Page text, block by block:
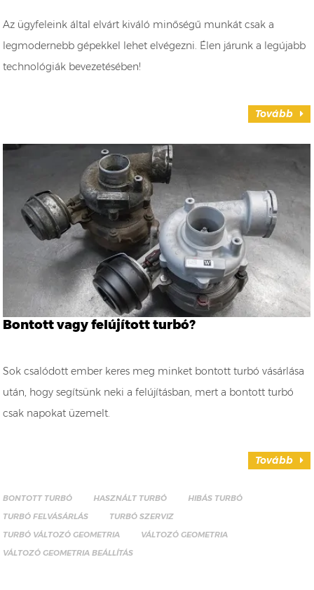
Az ügyfeleink által elvárt kiváló minőségű munkát csak a
legmodernebb gépekkel lehet elvégezni. Élen járunk a legújabb
technológiák bevezetésében!
Tovább
Bontott vagy felújított turbó?
Sok csalódott ember keres meg minket bontott turbó vásárlása
után, hogy segítsünk neki a felújításban, mert a bontott turbó
csak napokat üzemelt.
Tovább
BONTOTT TURBÓ HASZNÁLT TURBÓ
HIBÁS TURBÓ
TURBÓ FELVÁSÁRLÁS
TURBÓ SZERVIZ
TURBÓ VÁLTOZÓ GEOMETRIA
VÁLTOZÓ GEOMETRIA
VÁLTOZÓ GEOMETRIA BEÁLLÍTÁS